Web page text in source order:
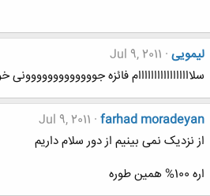
لیمویی Jul 9, 2011
سلااااااااااااااااام فائزه
farhad moradeyan
Jul 9, 2011
از نزدیک نمی بینیم از دور سلام داریم
اره 100% همین طوره